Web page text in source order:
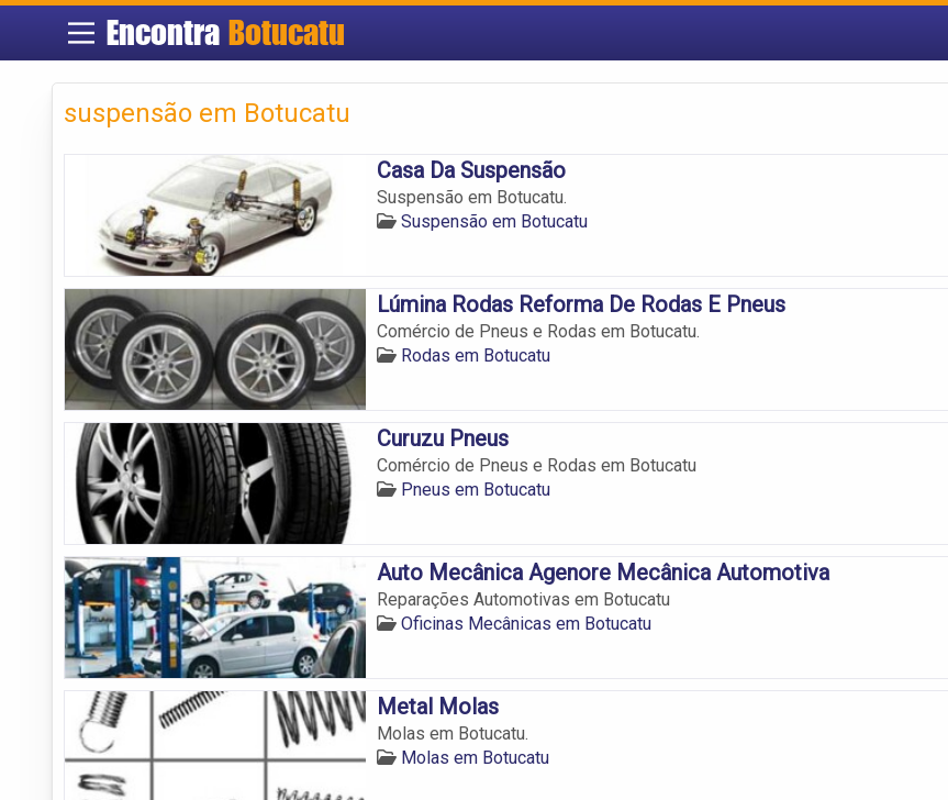
Encontra Botucatu
suspensão em Botucatu
Casa Da Suspensão
Suspensão em Botucatu.
Suspensão em Botucatu
Lúmina Rodas Reforma De Rodas E Pneus
Comércio de Pneus e Rodas em Botucatu.
Rodas em Botucatu
Curuzu Pneus
Comércio de Pneus e Rodas em Botucatu
Pneus em Botucatu
Auto Mecânica Agenore Mecânica Automotiva
Reparações Automotivas em Botucatu
Oficinas Mecânicas em Botucatu
Metal Molas
Molas em Botucatu.
Molas em Botucatu